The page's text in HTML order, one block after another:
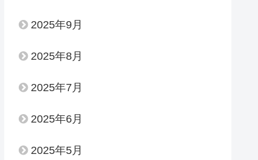
2025年9月
2025年8月
2025年7月
2025年6月
2025年5月